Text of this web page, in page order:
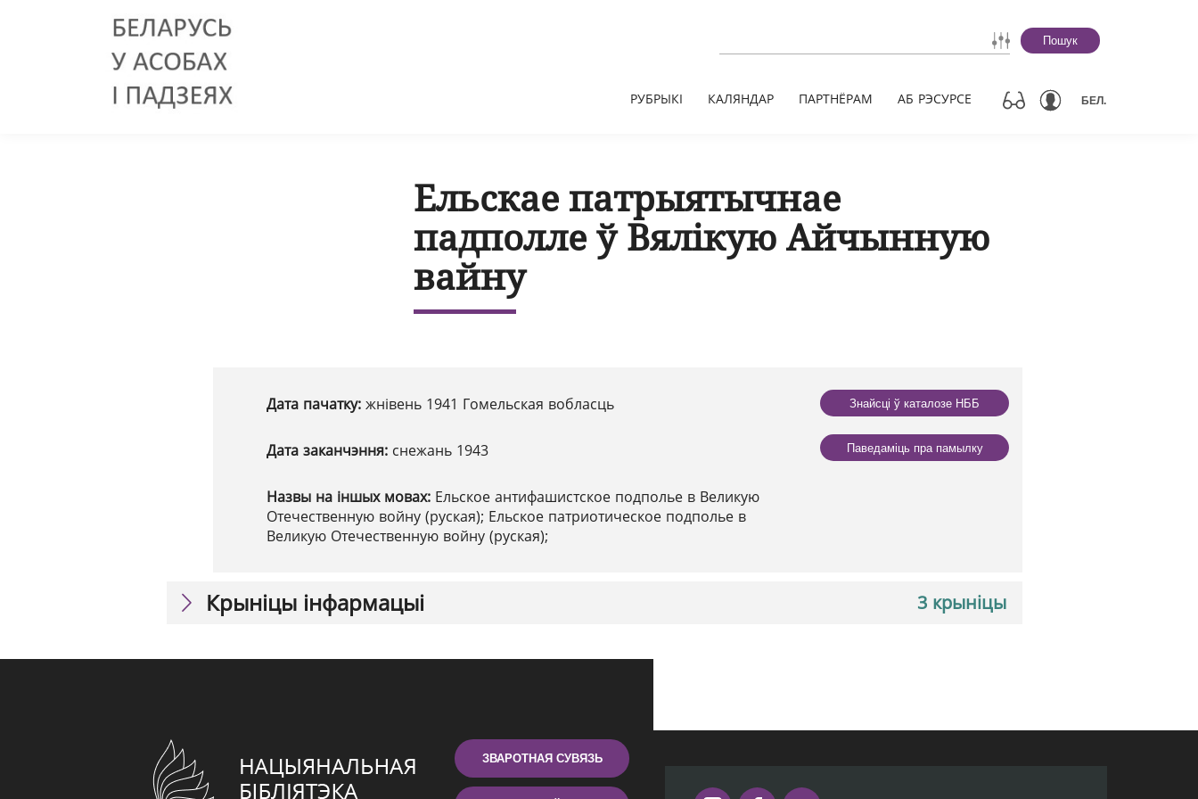
Пошук
РУБРЫКІ КАЛЯНДАР ПАРТНЁРАМ АБ РЭСУРСЕ БЕЛ.
Ельскае патрыятычнае
падполле ў Вялікую Айчынную
вайну
Дата пачатку: жнівень 1941 Гомельская вобласць
Дата заканчэння: снежань 1943
Назвы на іншых мовах: Ельское антифашистское подполье в Великую
Отечественную войну (руская); Ельское патриотическое подполье в
Великую Отечественную войну (руская);
Знайсці ў каталозе НББ
Паведаміць пра памылку
3 крыніцы
Крыніцы інфармацыі
ЗВАРОТНАЯ СУВЯЗЬ